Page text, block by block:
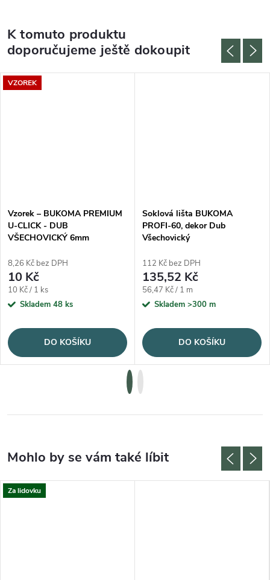
K tomuto produktu
doporučujeme ještě dokoupit
VZOREK
Vzorek – BUKOMA PREMIUM
U-CLICK - DUB
VŠECHOVICKÝ 6mm
8,26 Kč bez DPH
10 Kč
Měrná cena:
10 Kč / 1 ks
Skladem 48 ks
DO KOŠÍKU
Soklová lišta BUKOMA
PROFI-60, dekor Dub
Všechovický
112 Kč bez DPH
135,52 Kč
Měrná cena:
56,47 Kč / 1 m
Skladem >300 m
DO KOŠÍKU
Za lidovku